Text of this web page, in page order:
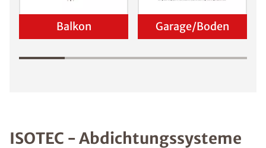
Balkon Garage/Boden
ISOTEC - Abdichtungssysteme